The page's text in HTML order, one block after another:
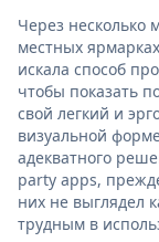
Через несколько
местных
искала способ
чтобы показать
свой легкий и
визуальной
адекватного
party apps,
них не выглядел
трудным в